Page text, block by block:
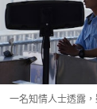
一名知情人士透露